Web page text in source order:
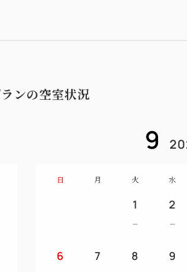
ンの空室状況
9
日 月 火 水
1 2
6 7 8 9